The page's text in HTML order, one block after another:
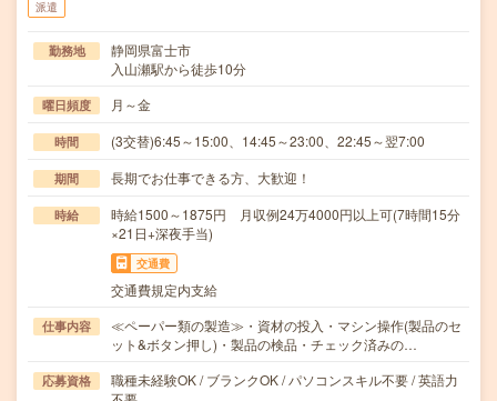
派遣
勤務地
静岡県富士市
入山瀬駅から徒歩10分
曜日頻度 月～金
時間 (3交替)6:45～15:00、14:45～23:00、22:45～翌7:00
期間 長期でお仕事できる方、大歓迎！
時給
時給1500～1875円 月収例24万4000円以上可(7時間15分
×21日+深夜手当)
交通費
交通費規定内支給
仕事内容
≪ペーパー類の製造≫・資材の投入・マシン操作(製品のセ
ット&ボタン押し)・製品の検品・チェック済みの…
応募資格
職種未経験OK / ブランクOK / パソコンスキル不要 / 英語力